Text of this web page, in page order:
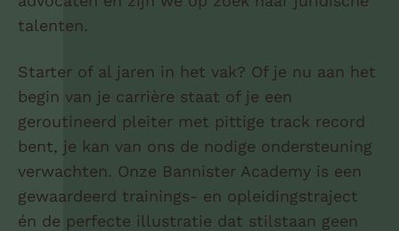
talenten.
Starter of al jaren in het vak? Of je nu aan het
begin van je carrière staat of je een
geroutineerd pleiter met pittige track record
bent, je kan van ons de nodige ondersteuning
verwachten. Onze Bannister Academy is een
gewaardeerd trainings- en opleidingstraject
én de perfecte illustratie dat stilstaan geen